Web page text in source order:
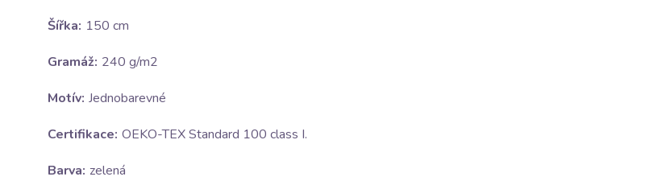
Šířka: 150 cm
Gramáž: 240 g/m2
Motív: Jednobarevné
Certifikace: OEKO-TEX Standard 100 class I.
Barva: zelená